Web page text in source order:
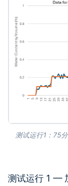
测试运行1：75
测试运行 1 —